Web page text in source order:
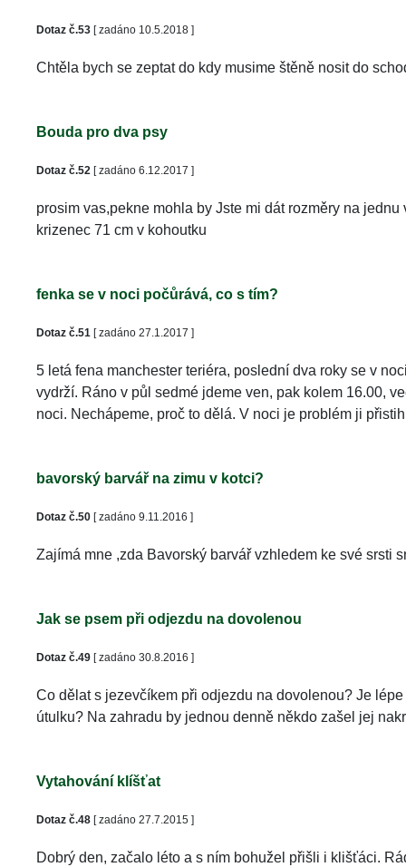
Dotaz č.53 [ zadáno 10.5.2018 ]
Chtěla bych se zeptat do kdy musime štěně nosit do
Bouda pro dva psy
Dotaz č.52 [ zadáno 6.12.2017 ]
prosim vas,pekne mohla by Jste mi dát rozměry na
krizenec 71 cm v kohoutku
fenka se v noci počůrává, co s tím?
Dotaz č.51 [ zadáno 27.1.2017 ]
5 letá fena manchester teriéra, poslední dva roky se v
vydrží. Ráno v půl sedmé jdeme ven, pak kolem 16.00,
noci. Nechápeme, proč to dělá. V noci je problém ji
bavorský barvář na zimu v kotci?
Dotaz č.50 [ zadáno 9.11.2016 ]
Zajímá mne ,zda Bavorský barvář vzhledem ke své srsti
Jak se psem při odjezdu na dovolenou
Dotaz č.49 [ zadáno 30.8.2016 ]
Co dělat s jezevčíkem při odjezdu na dovolenou? Je
útulku? Na zahradu by jednou denně někdo zašel jej
Vytahování klíšťat
Dotaz č.48 [ zadáno 27.7.2015 ]
Dobrý den, začalo léto a s ním bohužel přišli i klišťáci.